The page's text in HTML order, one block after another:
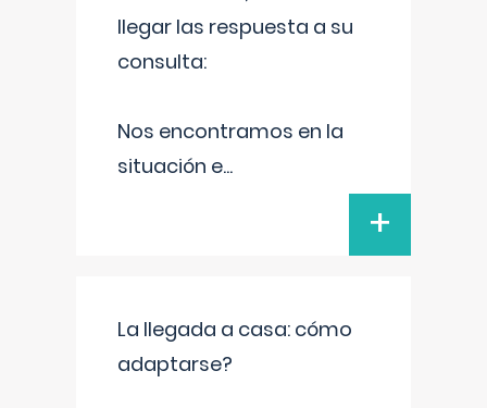
llegar las respuesta a su
consulta:
Nos encontramos en la
situación e...
+
La llegada a casa: cómo
adaptarse?